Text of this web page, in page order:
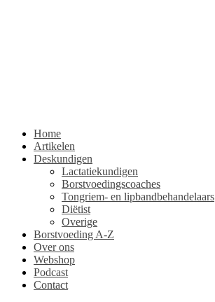
Home
Artikelen
Deskundigen
Lactatiekundigen
Borstvoedingscoaches
Tongriem- en lipbandbehandelaars
Diëtist
Overige
Borstvoeding A-Z
Over ons
Webshop
Podcast
Contact